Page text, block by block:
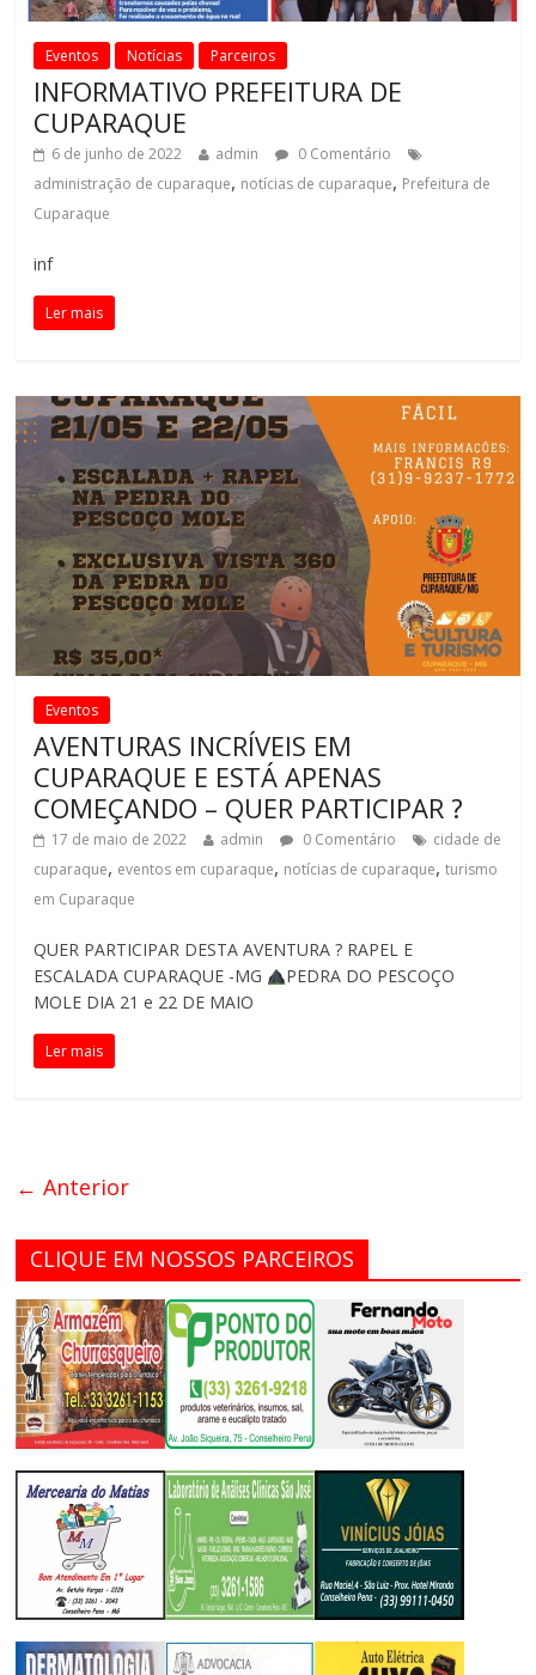
Eventos Notícias Parceiros
INFORMATIVO PREFEITURA DE
CUPARAQUE
6 de junho de 2022 admin
0 Comentário
administração de cuparaque, notícias de cuparaque, Prefeitura de
Cuparaque
inf
Ler mais
Eventos
AVENTURAS INCRÍVEIS EM
CUPARAQUE E ESTÁ APENAS
COMEÇANDO – QUER PARTICIPAR ?
17 de maio de 2022 admin 0 Comentário
cidade de
cuparaque, eventos em cuparaque, notícias de cuparaque,turismo
em Cuparaque
QUER PARTICIPAR DESTA AVENTURA ? RAPEL E
ESCALADA CUPARAQUE -MG
PEDRA DO PESCOÇO
MOLE DIA 21 e 22 DE MAIO
Ler mais
← Anterior
CLIQUE EM NOSSOS PARCEIROS